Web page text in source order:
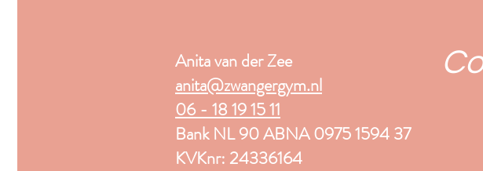
Anita van der Zee
anita@zwangergym.nl
06 - 18 19 15 11
Bank NL 90 ABNA 0975 1594 37
KVKnr: 24336164